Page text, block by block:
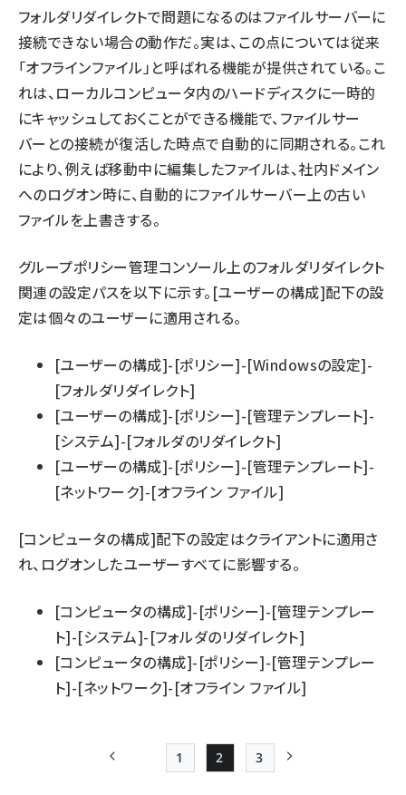
フォルダリダイレクトで問題になるのはファイルサーバーに
接続できない場合の動作だ。実は、この点については従来
「オフラインファイル」と呼ばれる機能が提供されている。こ
れは、ローカルコンピュータ内のハードディスクに一時的
にキャッシュしておくことができる機能で、ファイルサー
バーとの接続が復活した時点で自動的に同期される。これ
により、例えば移動中に編集したファイルは、社内ドメイン
へのログオン時に、自動的にファイルサーバー上の古い
ファイルを上書きする。
グループポリシー管理コンソール上のフォルダリダイレクト
関連の設定パスを以下に示す。[ユーザーの構成]配下の設
定は個々のユーザーに適用される。
[ユーザーの構成]-[ポリシー]-[Windowsの設定]-
[フォルダリダイレクト]
[ユーザーの構成]-[ポリシー]-[管理テンプレート]-
[システム]-[フォルダのリダイレクト]
[ユーザーの構成]-[ポリシー]-[管理テンプレート]-
[ネットワーク]-[オフライン ファイル]
[コンピュータの構成]配下の設定はクライアントに適用さ
れ、ログオンしたユーザーすべてに影響する。
[コンピュータの構成]-[ポリシー]-[管理テンプレー
ト]-[システム]-[フォルダのリダイレクト]
[コンピュータの構成]-[ポリシー]-[管理テンプレー
ト]-[ネットワーク]-[オフライン ファイル]
前ページ Page
1
Page
2
Page
3